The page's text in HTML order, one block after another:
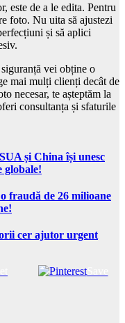
este de a le edita. Pentru
foto. Nu uita să ajustezi
și să aplici
vei obține o
mai mulți clienți decât de
necesar, te așteptăm la
consultanța și sfaturile
și China își unesc
globale!
fraudă de 26 milioane
cer ajutor urgent
Save